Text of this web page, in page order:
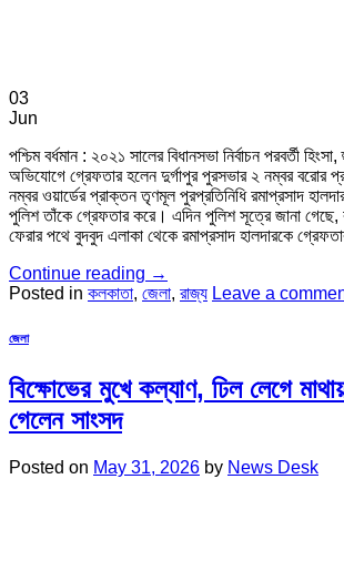
03
Jun
পশ্চিম বর্ধমান : ২০২১ সালের বিধানসভা নির্বাচন পরবর্তী
অভিযোগে গ্রেফতার হলেন দুর্গাপুর পুরসভার ২ নম্বর বরোর
নম্বর ওয়ার্ডের প্রাক্তন তৃণমূল পুরপ্রতিনিধি রমাপ্রসাদ
পুলিশ তাঁকে গ্রেফতার করে। এদিন পুলিশ সূত্রে জানা গেছে,
ফেরার পথে বুদবুদ এলাকা থেকে রমাপ্রসাদ হালদারকে
Continue reading →
Posted in কলকাতা, জেলা, রাজ্য Leave a
জেলা
বিক্ষোভের মুখে কল্যাণ, ঢিল লেগে
গেলেন সাংসদ
Posted on May 31, 2026 by News Desk